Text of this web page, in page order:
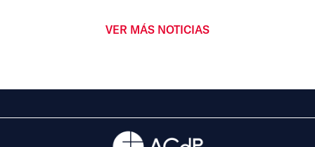
VER MÁS NOTICIAS